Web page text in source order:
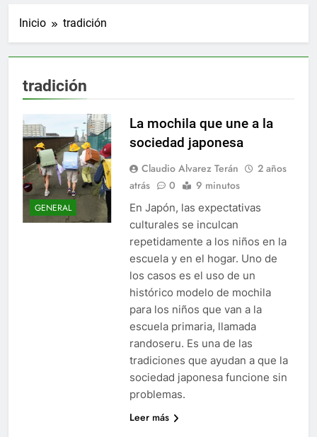
Inicio tradición
tradición
GENERAL
La mochila que une a la
sociedad japonesa
Claudio Alvarez Terán
2 años
atrás
0 9 minutos
En Japón, las expectativas
culturales se inculcan
repetidamente a los niños en la
escuela y en el hogar. Uno de
los casos es el uso de un
histórico modelo de mochila
para los niños que van a la
escuela primaria, llamada
randoseru. Es una de las
tradiciones que ayudan a que la
sociedad japonesa funcione sin
problemas.
Leer más